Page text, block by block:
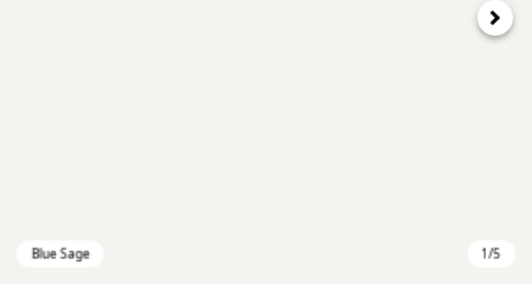
次へ